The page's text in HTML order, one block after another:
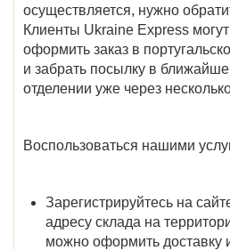
осуществляется, нужно
Клиенты Ukraine Express
оформить заказ в
и забрать посылку в
отделении уже через
Воспользоваться нашими
Зарегистрируйтесь на
адресу склада на
можно оформить доставку